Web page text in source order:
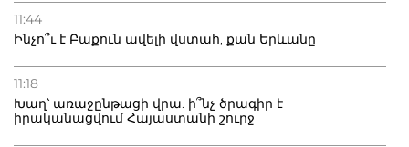
11:44
Ինչո՞ւ է Բաքուն ավելի վստահ, քան Երևանը
11:18
Խաղ՝ առաջընթացի վրա. ի՞նչ ծրագիր է
իրականացվում Հայաստանի շուրջ